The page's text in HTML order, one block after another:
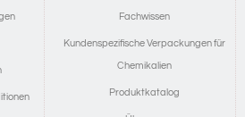
Fachwissen
Kundenspezifische Verpackungen für
Chemikalien
Produktkatalog